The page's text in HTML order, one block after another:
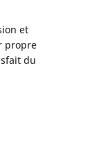
et
propre
du